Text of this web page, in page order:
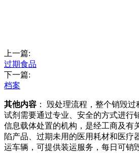
上一篇:
过期食品
下一篇:
档案
其他内容 ： 毁处理流程，整个销毁
试剂需要通过专业、安全的方式进行
信息载体处置的机构，是经工商及有
陷产品、过期未用的医用耗材和医
运车辆，可提供装运服务，每日可销